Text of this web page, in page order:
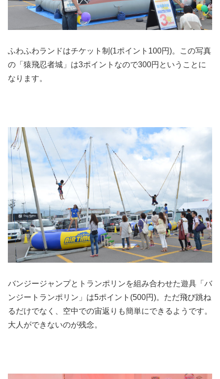
ふわふわランドはチケット制(1ポイント100円)。この写真
の「猿飛忍者城」は3ポイントなので300円ということに
なります。
バンジージャンプとトランポリンを組み合わせた遊具「バ
ンジートランポリン」は5ポイント(500円)。ただ飛び跳ね
るだけでなく、空中での宙返りも簡単にできるようです。
大人ができないのが残念。